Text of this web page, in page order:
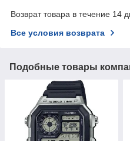
Возврат товара в течение 14
Все условия возврата
Подобные товары